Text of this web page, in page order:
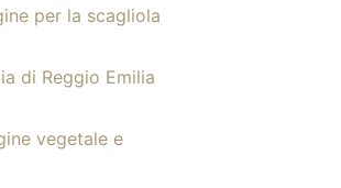
per la scagliola
di Reggio Emilia
vegetale e